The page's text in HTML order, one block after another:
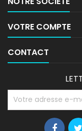
VOTRE COMPTE
CONTACT